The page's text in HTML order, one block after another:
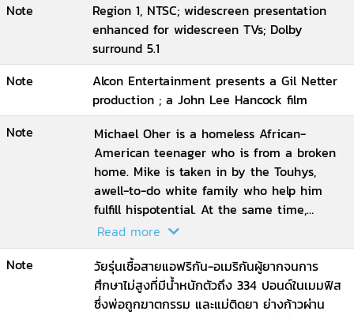
Note
Region 1, NTSC; widescreen presentation
enhanced for widescreen TVs; Dolby
surround 5.1
Note
Alcon Entertainment presents a Gil Netter
production ; a John Lee Hancock film
Note
Michael Oher is a homeless African-
American teenager who is from a broken
home. Mike is taken in by the Touhys,
awell-to-do white family who help him
fulfill hispotential. At the same time,
Oher\'s presence in the Touhys\' lives
leads them to some insightful self-
discoveries of their own. Living in his new
environment, Mike faces a completely
different set of challenges to overcome --
Read more
Note
วัยรุ่นเชื้อสายแอฟริกัน-อเมริกันผู้ยากจนการ
ศึกษาไม่สูงที่มีน้ำหนักตัวถึง 334 ปอนด์ในเมมฟิส
ซึ่งพ่อถูกฆาตกรรม และแม่ติดยา ย่างก้าวผ่าน